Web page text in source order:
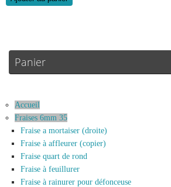
Panier
Accueil
Fraises 6mm 35
Fraise a mortaiser (droite)
Fraise à affleurer (copier)
Fraise quart de rond
Fraise à feuillurer
Fraise à rainurer pour défonceuse